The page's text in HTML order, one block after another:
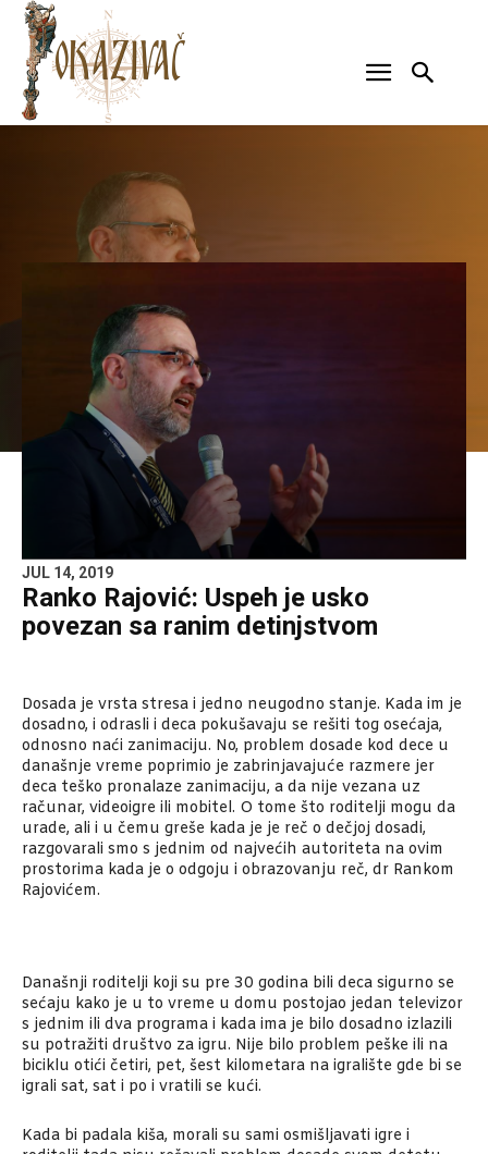
JUL 14, 2019
Ranko Rajović: Uspeh je usko
povezan sa ranim detinjstvom
Dosada je vrsta stresa i jedno neugodno stanje. Kada im je
dosadno, i odrasli i deca pokušavaju se rešiti tog osećaja,
odnosno naći zanimaciju. No, problem dosade kod dece u
današnje vreme poprimio je zabrinjavajuće razmere jer
deca teško pronalaze zanimaciju, a da nije vezana uz
računar, videoigre ili mobitel. O tome što roditelji mogu da
urade, ali i u čemu greše kada je je reč o dečjoj dosadi,
razgovarali smo s jednim od najvećih autoriteta na ovim
prostorima kada je o odgoju i obrazovanju reč, dr Rankom
Rajovićem.
Današnji roditelji koji su pre 30 godina bili deca sigurno se
sećaju kako je u to vreme u domu postojao jedan televizor
s jednim ili dva programa i kada ima je bilo dosadno izlazili
su potražiti društvo za igru. Nije bilo problem peške ili na
biciklu otići četiri, pet, šest kilometara na igralište gde bi se
igrali sat, sat i po i vratili se kući.
Kada bi padala kiša, morali su sami osmišljavati igre i